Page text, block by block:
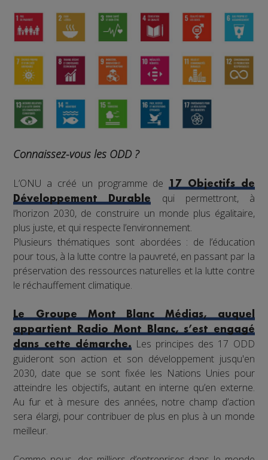
Connaissez-vous les ODD ?
L’ONU a créé un programme de17 Objectifs de
Développement Durable
qui permettront, à
l’horizon 2030, de construire un monde plus égalitaire,
plus juste, et qui respecte l’environnement.
Plusieurs thématiques sont abordées : de l’éducation
pour tous, à la lutte contre la pauvreté, en passant par la
préservation des ressources naturelles et la lutte contre
le réchauffement climatique.
Le Groupe Mont Blanc Médias, auquel
appartient Radio Mont Blanc, s’est engagé
dans cette démarche.Les principes des 17 ODD
guideront son action et son développement jusqu'en
2030, date que se sont fixée les Nations Unies pour
atteindre les objectifs, autant en interne qu’en externe.
Au fur et à mesure des années, notre champ d’action
sera élargi, pour contribuer de plus en plus à un monde
meilleur.